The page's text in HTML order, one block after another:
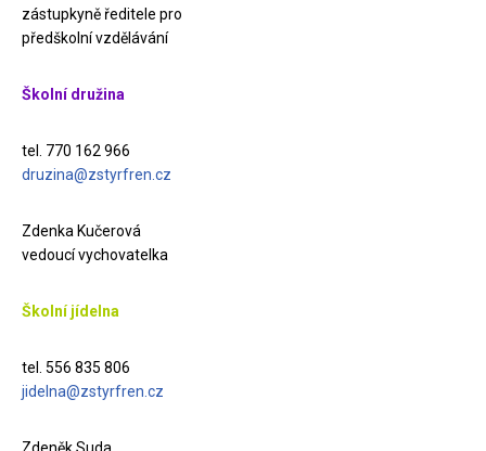
zástupkyně ředitele pro
předškolní vzdělávání
Školní družina
tel. 770 162 966
druzina@zstyrfren.cz
Zdenka Kučerová
vedoucí vychovatelka
Školní jídelna
tel. 556 835 806
jidelna@zstyrfren.cz
Zdeněk Suda